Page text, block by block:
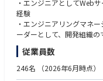
層はログを確認し、必要
通話を適切に使い分けて円
います。
・開発ユニットのリーダー
を担っていただきます。
の向上、育成、採用、開発
※本ポジションは「CTO/
なく、特定領域を主体的に
です。
・エンジニアとしてWeb
経験
・エンジニアリングマネ
ーダーとして、開発組織
・チームやプロジェクトを
【歓迎スキル】
従業員数
246名 （2026年6月時点）